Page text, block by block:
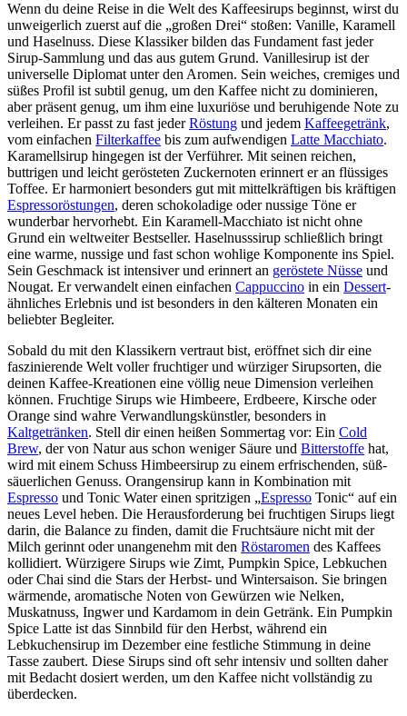
Wenn du deine Reise in die Welt des Kaffeesirups beginnst, wirst du
unweigerlich zuerst auf die „großen Drei“ stoßen: Vanille, Karamell
und Haselnuss. Diese Klassiker bilden das Fundament fast jeder
Sirup-Sammlung und das aus gutem Grund. Vanillesirup ist der
universelle Diplomat unter den Aromen. Sein weiches, cremiges und
süßes Profil ist subtil genug, um den Kaffee nicht zu dominieren,
aber präsent genug, um ihm eine luxuriöse und beruhigende Note zu
verleihen. Er passt zu fast jederRöstung und jedem Kaffeegetränk,
vom einfachen Filterkaffee bis zum aufwendigen Latte Macchiato.
Karamellsirup hingegen ist der Verführer. Mit seinen reichen,
buttrigen und leicht gerösteten Zuckernoten erinnert er an flüssiges
Toffee. Er harmoniert besonders gut mit mittelkräftigen bis kräftigen
Espressoröstungen, deren schokoladige oder nussige Töne er
wunderbar hervorhebt. Ein Karamell-Macchiato ist nicht ohne
Grund ein weltweiter Bestseller. Haselnusssirup schließlich bringt
eine warme, nussige und fast schon wohlige Komponente ins Spiel.
Sein Geschmack ist intensiver und erinnert an geröstete Nüsse und
Nougat. Er verwandelt einen einfachen Cappuccino in ein Dessert-
ähnliches Erlebnis und ist besonders in den kälteren Monaten ein
beliebter Begleiter.
Sobald du mit den Klassikern vertraut bist, eröffnet sich dir eine
faszinierende Welt voller fruchtiger und würziger Sirupsorten, die
deinen Kaffee-Kreationen eine völlig neue Dimension verleihen
können. Fruchtige Sirups wie Himbeere, Erdbeere, Kirsche oder
Orange sind wahre Verwandlungskünstler, besonders in
Kaltgetränken. Stell dir einen heißen Sommertag vor: Ein Cold
Brew, der von Natur aus schon weniger Säure und Bitterstoffe hat,
wird mit einem Schuss Himbeersirup zu einem erfrischenden, süß-
säuerlichen Genuss. Orangensirup kann in Kombination mit
Espresso und Tonic Water einen spritzigen „Espresso Tonic“ auf ein
neues Level heben. Die Herausforderung bei fruchtigen Sirups liegt
darin, die Balance zu finden, damit die Fruchtsäure nicht mit der
Milch gerinnt oder unangenehm mit den Röstaromen des Kaffees
kollidiert. Würzigere Sirups wie Zimt, Pumpkin Spice, Lebkuchen
oder Chai sind die Stars der Herbst- und Wintersaison. Sie bringen
wärmende, aromatische Noten von Gewürzen wie Nelken,
Muskatnuss, Ingwer und Kardamom in dein Getränk. Ein Pumpkin
Spice Latte ist das Sinnbild für den Herbst, während ein
Lebkuchensirup im Dezember eine festliche Stimmung in deine
Tasse zaubert. Diese Sirups sind oft sehr intensiv und sollten daher
mit Bedacht dosiert werden, um den Kaffee nicht vollständig zu
überdecken.